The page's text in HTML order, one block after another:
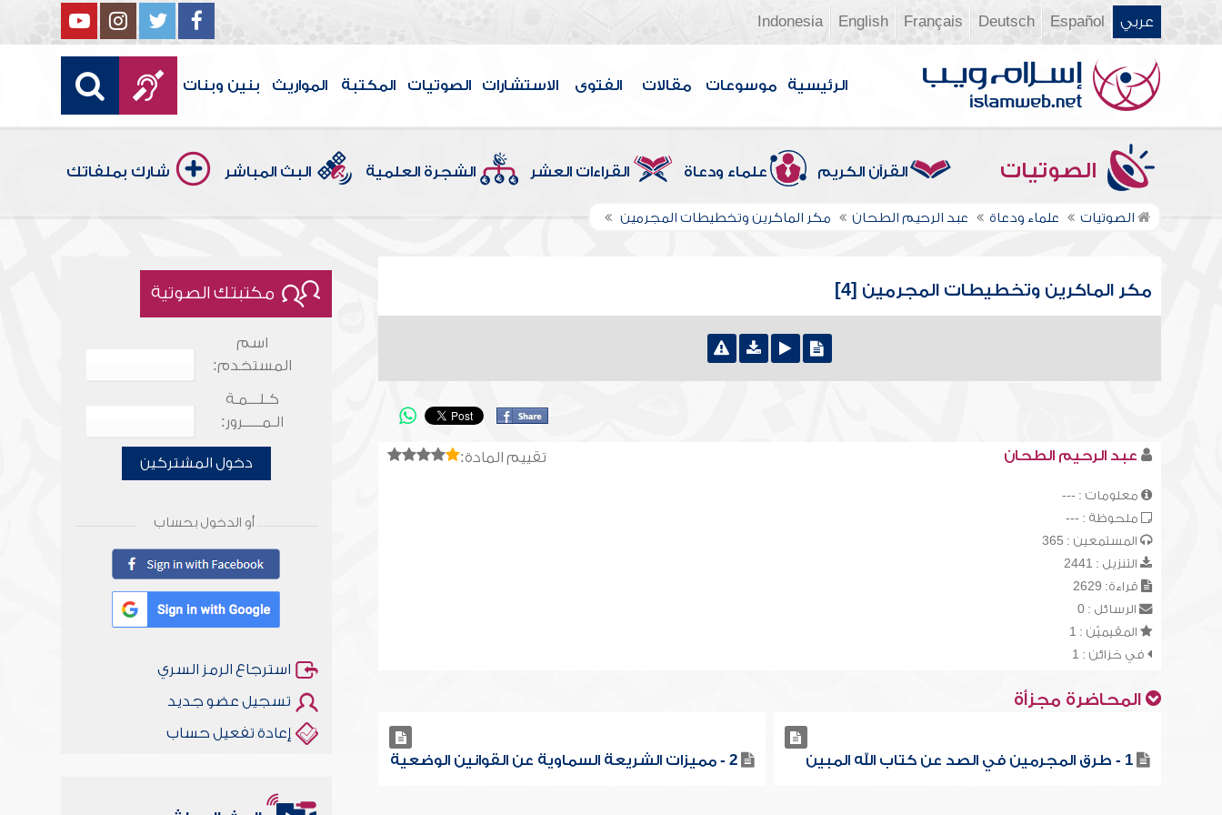
عربي Español
Deutsch
Français
English
Indonesia
الرئيسية موسوعات مقالات الفتوى الاستشارات الصوتيات المكتبة المواريث بنين وبنات
الصوتيات القرآن الكريم علماء ودعاة القراءات العشر الشجرة العلمية البث المباشر شارك بملفاتك
الصوتيات علماء ودعاة عبد الرحيم الطحان مكر الماكرين وتخطيطات المجرمين
مكر الماكرين وتخطيطات المجرمين [4]
تقييم المادة: عبد الرحيم الطحان
معلومات : ---
ملحوظة : ---
المستمعين : 365
التنزيل : 2441
قراءة: 2629
الرسائل : 0
المقيميّن : 1
في خزائن : 1
المحاضرة مجزأة
1 - طرق المجرمين في الصد عن كتاب الله المبين 2 - مميزات الشريعة السماوية عن القوانين الوضعية
مكتبتك الصوتية
اسم
المستخدم:
كـلـــمـة
الـمـــــرور:
دخول المشتركين
أو الدخول بحساب
استرجاع الرمز السري
تسجيل عضو جديد
إعادة تفعيل حساب